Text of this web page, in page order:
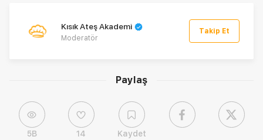
Paylaş
5B 14 Kaydet
Kısık Ateş Akademi
Moderatör
Takip Et